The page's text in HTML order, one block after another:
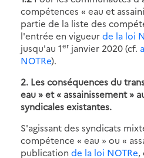
compétences « eau et
partie de la liste des
l'entrée en vigueurde la loi
jusqu'au 1er janvier 2020 (cf.
NOTRe).
2. Les conséquences du
eau » et « assainissement »
syndicales existantes.
S'agissant des syndicats
compétence « eau » ou «
publication de la loi NOTRe,